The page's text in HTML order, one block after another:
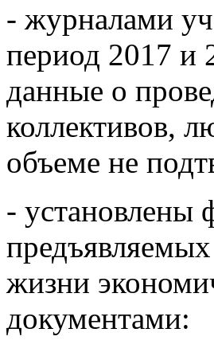
- журналами
период 2017 и
данные о
коллективов,
объеме не
- установлены
жизни
документами: